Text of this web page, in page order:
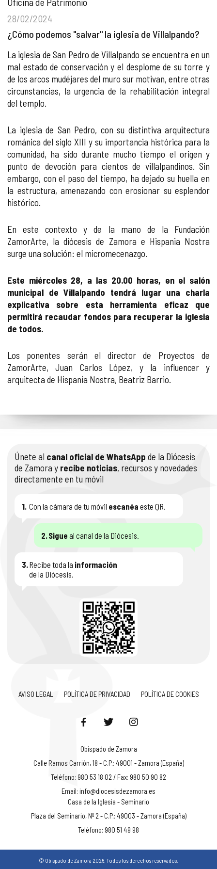
28/02/2024
¿Cómo podemos "salvar" la iglesia de Villalpando?
La iglesia de San Pedro de Villalpando se encuentra en un
mal estado de conservación y el desplome de su torre y
de los arcos mudéjares del muro sur motivan, entre otras
circunstancias, la urgencia de la rehabilitación integral
del templo.
La iglesia de San Pedro, con su distintiva arquitectura
románica del siglo XIII y su importancia histórica para la
comunidad, ha sido durante mucho tiempo el origen y
punto de devoción para cientos de villalpandinos. Sin
embargo, con el paso del tiempo, ha dejado su huella en
la estructura, amenazando con erosionar su esplendor
histórico.
En este contexto y de la mano de la Fundación
ZamorArte, la diócesis de Zamora e Hispania Nostra
surge una solución: el micromecenazgo.
Este miércoles 28, a las 20.00 horas, en el salón
municipal de Villalpando tendrá lugar una charla
explicativa sobre esta herramienta eficaz que
permitirá recaudar fondos para recuperar la iglesia
de todos.
Los ponentes serán el director de Proyectos de
ZamorArte, Juan Carlos López, y la influencer y
arquitecta de Hispania Nostra, Beatriz Barrio.
Únete al canal oficial de WhatsApp de la Diócesis
de Zamora y recibe noticias, recursos y novedades
directamente en tu móvil
1. Con la cámara de tu móvil escanéa este QR.
2.Sigue al canal de la Diócesis.
3.Recibe toda la información
de la Diócesis.
AVISO LEGAL POLÍTICA DE PRIVACIDAD POLÍTICA DE COOKIES
Obispado de Zamora
Calle Ramos Carrión, 18 - C.P.: 49001 - Zamora (España)
Teléfono: 980 53 18 02 / Fax: 980 50 90 82
Email: info@diocesisdezamora.es
Casa de la Iglesia - Seminario
Plaza del Seminario, Nº 2 - C.P.: 49003 - Zamora (España)
Teléfono: 980 51 49 98
© Obispado de Zamora 2026. Todos los derechos reservados.